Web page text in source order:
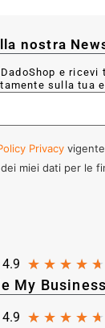
nostra
e ricevi
sulla tua
Privacy
miei dati per le
★ ★ ★ ★ ★
My Business
★ ★ ★ ★ ★